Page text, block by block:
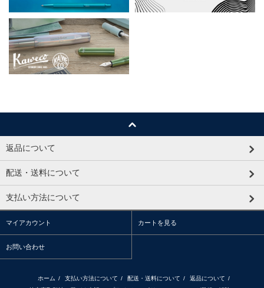
返品について
配送・送料について
支払い方法について
マイアカウント カートを見る
お問い合わせ
ホーム / 支払い方法について / 配送・送料について / 返品について /